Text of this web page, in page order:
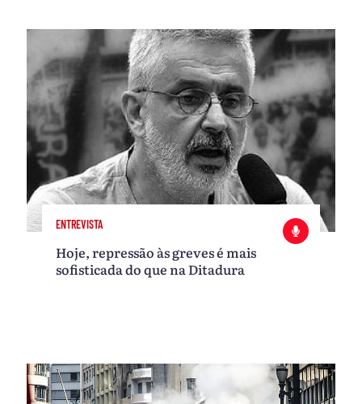
ENTREVISTA
Hoje, repressão às greves é mais
sofisticada do que na Ditadura